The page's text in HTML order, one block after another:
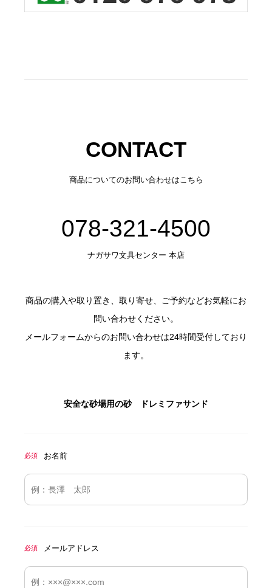
CONTACT
商品についてのお問い合わせはこちら
078-321-4500
ナガサワ文具センター 本店
商品の購入や取り置き、取り寄せ、ご予約などお気軽にお
問い合わせください。
メールフォームからのお問い合わせは24時間受付しており
ます。
安全な砂場用の砂 ドレミファサンド
必須 お名前
必須 メールアドレス